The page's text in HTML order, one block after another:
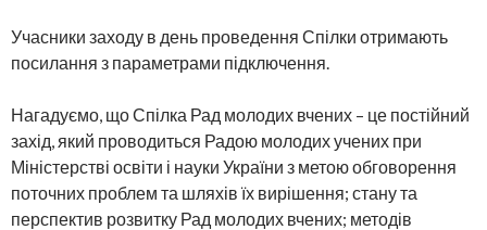
Учасники заходу в день проведення Спілки отримають
посилання з параметрами підключення.
Нагадуємо, що Спілка Рад молодих вчених – це постійний
захід, який проводиться Радою молодих учених при
Міністерстві освіти і науки України з метою обговорення
поточних проблем та шляхів їх вирішення; стану та
перспектив розвитку Рад молодих вчених; методів